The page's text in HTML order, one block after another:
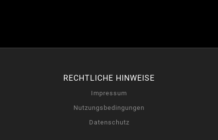
RECHTLICHE HINWEISE
Impressum
Nutzungsbedingungen
Datenschutz